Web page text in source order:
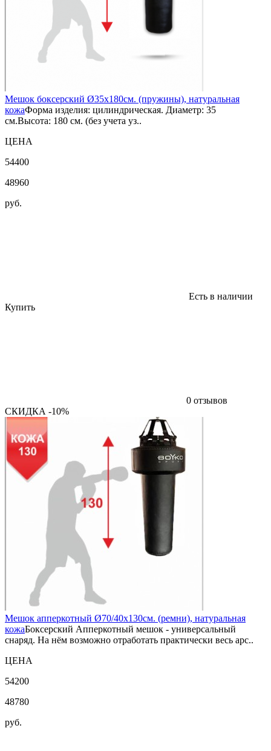
Мешок боксерский Ø35х180см. (пружины), натуральная
кожаФорма изделия: цилиндрическая. Диаметр: 35
см.Высота: 180 см. (без учета уз..
ЦЕНА
54400
48960
руб.
Есть в наличии
Купить
0 отзывов
СКИДКА -10%
Мешок апперкотный Ø70/40х130см. (ремни), натуральная
кожаБоксерский Апперкотный мешок - универсальный
снаряд. На нём возможно отработать практически весь арс..
ЦЕНА
54200
48780
руб.